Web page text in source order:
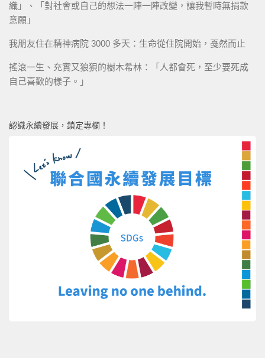
織」、「對社會或自己的想法一陣一陣改變，讓我暫時無捐款
意願」
我朋友住在精神病院 3000 多天：生命從住院開始，戞然而止
搖滾一生、充實又狼狽的樹木希林：「人都會死，至少要死成
自己喜歡的樣子。」
認識永續發展，鎖定專欄！